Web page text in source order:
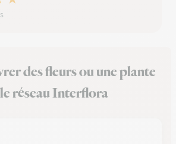
des fleurs ou une plante
réseau Interflora